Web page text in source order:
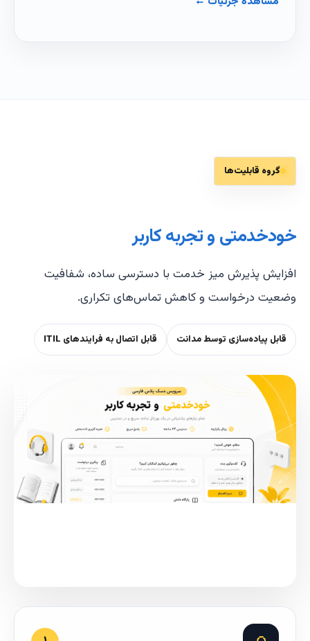
گروه قابلیت‌ها
خودخدمتی و تجربه کاربر
افزایش پذیرش میز خدمت با دسترسی ساده، شفافیت
وضعیت درخواست و کاهش تماس‌های تکراری.
قابل پیاده‌سازی توسط مدانت قابل اتصال به فرایندهای ITIL